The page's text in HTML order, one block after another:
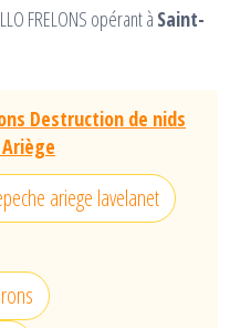
FRELONS opérant à Saint-
Destruction de nids
ariege lavelanet